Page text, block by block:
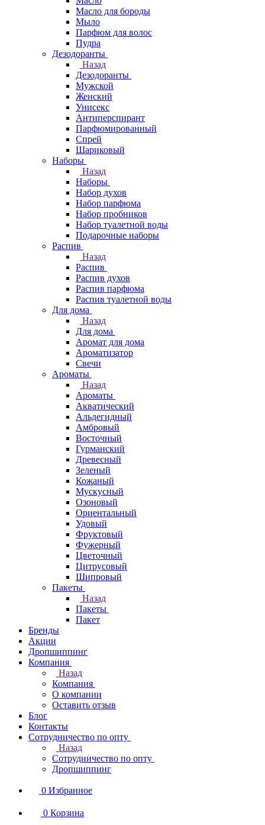
Масло для бороды
Мыло
Парфюм для волос
Пудра
Дезодоранты
Назад
Дезодоранты
Мужской
Женский
Унисекс
Антиперспирант
Парфюмированный
Спрей
Шариковый
Наборы
Назад
Наборы
Набор духов
Набор парфюма
Набор пробников
Набор туалетной воды
Подарочные наборы
Распив
Назад
Распив
Распив духов
Распив парфюма
Распив туалетной воды
Для дома
Назад
Для дома
Аромат для дома
Ароматизатор
Свечи
Ароматы
Назад
Ароматы
Акватический
Альдегидный
Амбровый
Восточный
Гурманский
Древесный
Зеленый
Кожаный
Мускусный
Озоновый
Ориентальный
Удовый
Фруктовый
Фужерный
Цветочный
Цитрусовый
Шипровый
Пакеты
Назад
Пакеты
Пакет
Бренды
Акции
Дропшиппинг
Компания
Назад
Компания
О компании
Оставить отзыв
Блог
Контакты
Сотрудничество по опту
Назад
Сотрудничество по опту
Дропшиппинг
0 Избранное
0 Корзина